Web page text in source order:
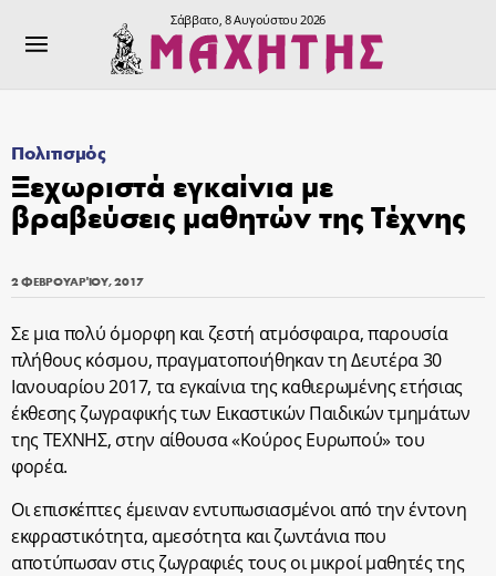
Σάββατο, 8 Αυγούστου 2026
Πολιτισμός
Ξεχωριστά εγκαίνια με
βραβεύσεις μαθητών της Τέχνης
2 ΦΕΒΡΟΥΑΡΊΟΥ, 2017
Σε μια πολύ όμορφη και ζεστή ατμόσφαιρα, παρουσία
πλήθους κόσμου, πραγματοποιήθηκαν τη Δευτέρα 30
Ιανουαρίου 2017, τα εγκαίνια της καθιερωμένης ετήσιας
έκθεσης ζωγραφικής των Εικαστικών Παιδικών τμημάτων
της ΤΕΧΝΗΣ, στην αίθουσα «Κούρος Ευρωπού» του
φορέα.
Οι επισκέπτες έμειναν εντυπωσιασμένοι από την έντονη
εκφραστικότητα, αμεσότητα και ζωντάνια που
αποτύπωσαν στις ζωγραφιές τους οι μικροί μαθητές της